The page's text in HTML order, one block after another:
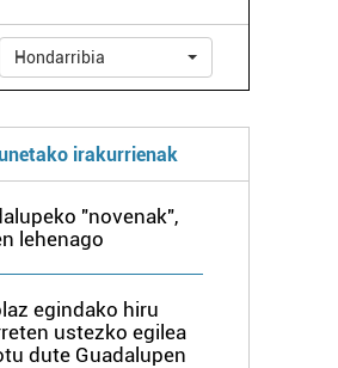
adierazpenean.
propioak eta hirugarrenen cookie-
asmoz, cookie teknologiaz
hau onartuz gero, teknologia hori
Hondarribia
irakurrienak
"novenak",
lehenago
egindako hiru
ustezko egilea
dute Guadalupen